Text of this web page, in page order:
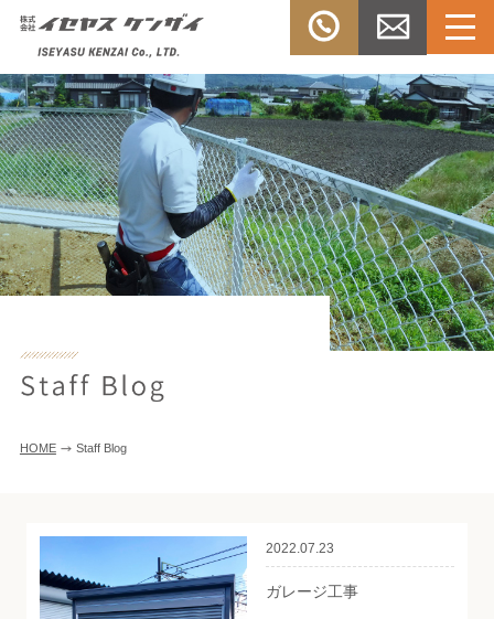
株式会社イセヤスケンザ
イ
0532-33-
3303
わせ
HOME Staff Blog
2022.07.23
ガレージ工事